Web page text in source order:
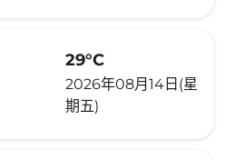
29°C
2026年08月14日(星
期五)